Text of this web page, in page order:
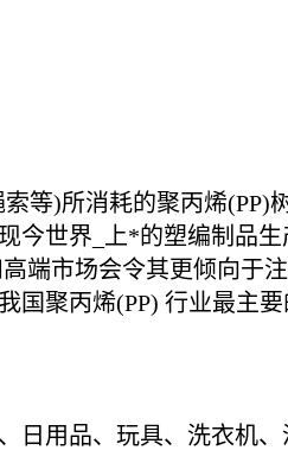
等)所消耗的聚丙烯
今世界_上*的塑编制品
端市场会令其更倾向于
国聚丙烯(PP) 行业最主
日用品、玩具、洗衣机